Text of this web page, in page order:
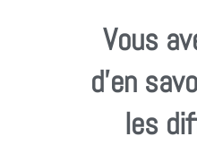
Vous
d'en
les